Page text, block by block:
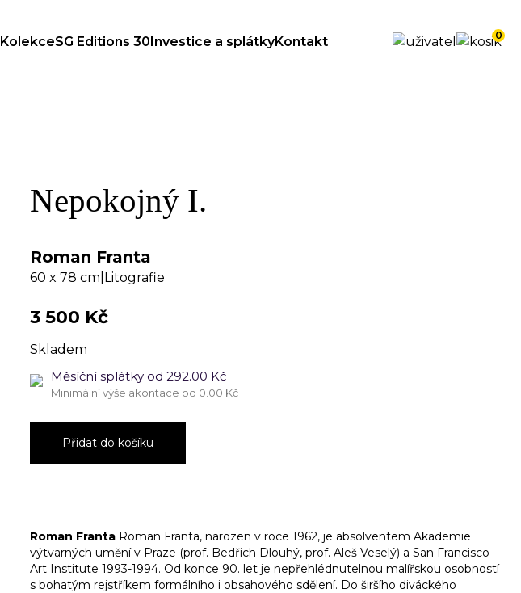
KolekceSG Editions 30Investice a splátkyKontakt 0
Nepokojný I.
Roman Franta
60 x 78 cm Litografie
3 500 Kč
Skladem
Měsíční splátky od 292.00 Kč
Minimální výše akontace od 0.00 Kč
Přidat do košíku
Roman Franta Roman Franta, narozen v roce 1962, je absolventem Akademie
výtvarných umění v Praze (prof. Bedřich Dlouhý, prof. Aleš Veselý) a San Francisco
Art Institute 1993-1994. Od konce 90. let je nepřehlédnutelnou malířskou osobností
s bohatým rejstříkem formálního i obsahového sdělení. Do širšího diváckého